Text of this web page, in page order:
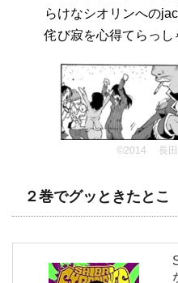
らけなシオリンへの
侘び寂を心得てらっし
©2014 長田
２巻でグッときたとこ